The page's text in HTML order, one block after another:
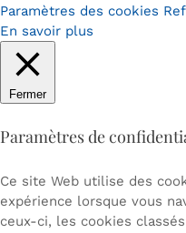
Paramètres des cookies
En savoir plus
Fermer
Paramètres de
Ce site Web utilise des
expérience lorsque vous
ceux-ci, les cookies